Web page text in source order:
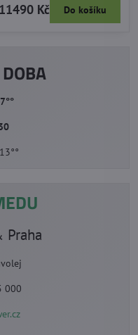
11490 Kč Do košíku
Praha
000